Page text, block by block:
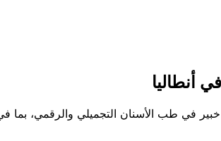
أنطاليا
الأسنان مع خبرة سريرية تزيد عن 10 أعوام. خبير في طب